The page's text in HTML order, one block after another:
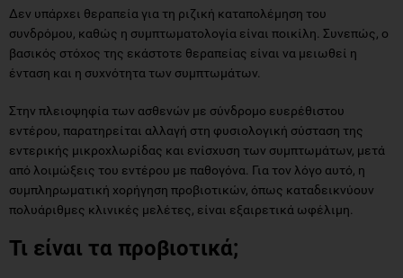
Δεν υπάρχει θεραπεία για τη ριζική καταπολέμηση του
συνδρόμου, καθώς η συμπτωματολογία είναι ποικίλη. Συνεπώς, ο
βασικός στόχος της εκάστοτε θεραπείας είναι να μειωθεί η
ένταση και η συχνότητα των συμπτωμάτων.
Στην πλειοψηφία των ασθενών με σύνδρομο ευερέθιστου
εντέρου, παρατηρείται αλλαγή στη φυσιολογική σύσταση της
εντερικής μικροχλωρίδας και ενίσχυση των συμπτωμάτων, μετά
από λοιμώξεις του εντέρου με παθογόνα. Για τον λόγο αυτό, η
συμπληρωματική χορήγηση προβιοτικών, όπως καταδεικνύουν
πολυάριθμες κλινικές μελέτες, είναι εξαιρετικά ωφέλιμη.
Τι είναι τα προβιοτικά;